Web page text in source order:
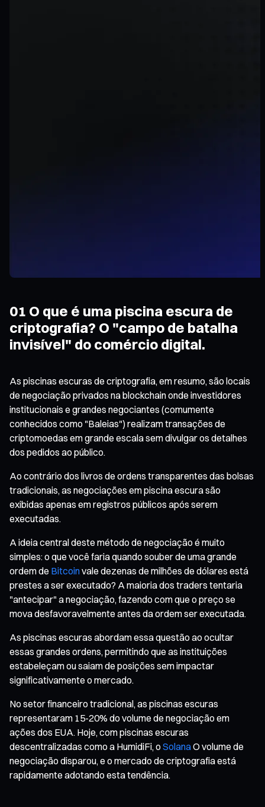
01 O que é uma piscina escura de
criptografia? O "campo de batalha
invisível" do comércio digital.
As piscinas escuras de criptografia, em resumo, são locais
de negociação privados na blockchain onde investidores
institucionais e grandes negociantes (comumente
conhecidos como "Baleias") realizam transações de
criptomoedas em grande escala sem divulgar os detalhes
dos pedidos ao público.
Ao contrário dos livros de ordens transparentes das bolsas
tradicionais, as negociações em piscina escura são
exibidas apenas em registros públicos após serem
executadas.
A ideia central deste método de negociação é muito
simples: o que você faria quando souber de uma grande
ordem de Bitcoinvale dezenas de milhões de dólares está
prestes a ser executado? A maioria dos traders tentaria
"antecipar" a negociação, fazendo com que o preço se
mova desfavoravelmente antes da ordem ser executada.
As piscinas escuras abordam essa questão ao ocultar
essas grandes ordens, permitindo que as instituições
estabeleçam ou saiam de posições sem impactar
significativamente o mercado.
No setor financeiro tradicional, as piscinas escuras
representaram 15-20% do volume de negociação em
ações dos EUA. Hoje, com piscinas escuras
descentralizadas como a HumidiFi, oSolanaO volume de
negociação disparou, e o mercado de criptografia está
rapidamente adotando esta tendência.